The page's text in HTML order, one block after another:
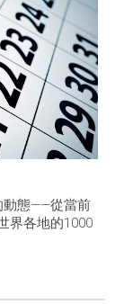
動態——從當前
界各地的1000